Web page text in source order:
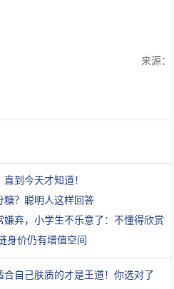
来源：
到今天才知道！
糖？聪明人这样回答
弃，小学生不乐意了：不懂得欣赏
身价仍有增值空间
自己肤质的才是王道！你选对了